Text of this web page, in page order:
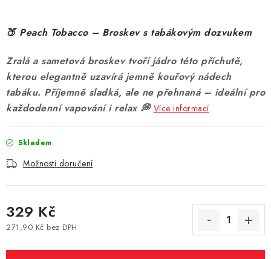
ZNAČKY
Kontakty
🍑 Peach Tobacco – Broskev s tabákovým dozvukem
Zralá a sametová broskev tvoří jádro této příchutě,
kterou elegantně uzavírá jemně kouřový nádech
tabáku. Příjemně sladká, ale ne přehnaná – ideální pro
každodenní vapování i relax 💭 Více informací
Skladem
Možnosti doručení
329 Kč
271,90 Kč bez DPH